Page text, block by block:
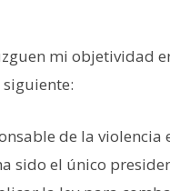
mi objetividad
de la violencia
sido el único